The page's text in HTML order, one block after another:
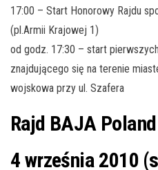
17:00 – Start Honorowy Rajdu
(pl.Armii Krajowej 1)
od godz. 17:30 – start
znajdującego się na terenie
wojskowa przy ul. Szafera
Rajd BAJA
4 września 2010